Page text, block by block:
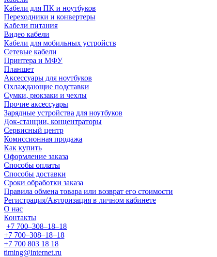
Кабели для ПК и ноутбуков
Переходники и конвертеры
Кабели питания
Видео кабели
Кабели для мобильных устройств
Сетевые кабели
Принтера и МФУ
Планшет
Аксессуары для ноутбуков
Охлаждающие подставки
Сумки, рюкзаки и чехлы
Прочие аксессуары
Зарядные устройства для ноутбуков
Док-станции, концентраторы
Сервисный центр
Комиссионная продажа
Как купить
Оформление заказа
Способы оплаты
Способы доставки
Сроки обработки заказа
Правила обмена товара или возврат его стоимости
Регистрация/Авторизация в личном кабинете
О нас
Контакты
+7 700‒308‒18‒18
+7 700‒308‒18‒18
+7 700 803 18 18
timing@internet.ru